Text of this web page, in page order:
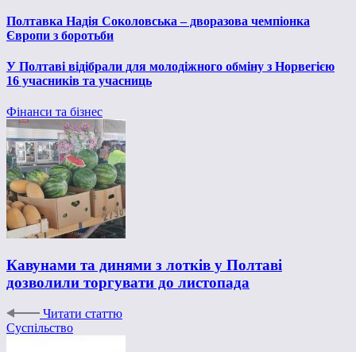
Полтавка Надія Соколовська – дворазова чемпіонка
Європи з боротьби
У Полтаві відібрали для молодіжного обміну з Норвегією
16 учасників та учасниць
Фінанси та бізнес
Кавунами та динями з лотків у Полтаві
дозволили торгувати до листопада
Читати статтю
Суспільство